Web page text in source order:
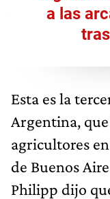
a las
Esta es la
Argentina,
agricultores
de Buenos
Philipp dijo